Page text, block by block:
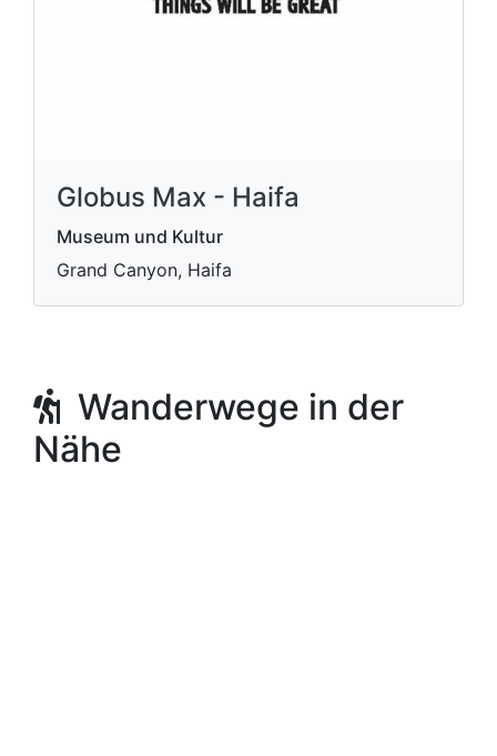
Globus Max - Haifa
Museum und Kultur
Grand Canyon, Haifa
Wanderwege in der
Nähe